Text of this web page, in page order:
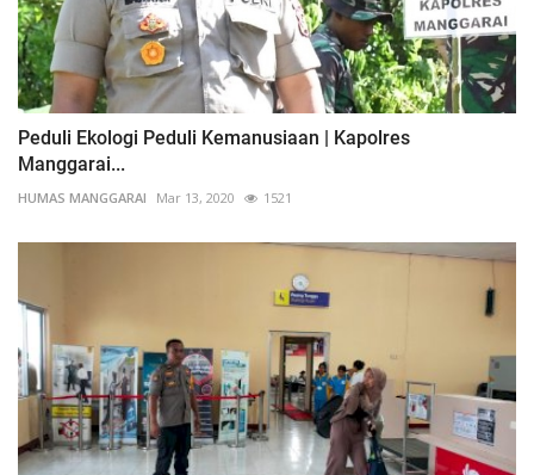
Peduli Ekologi Peduli Kemanusiaan | Kapolres
Manggarai...
HUMAS MANGGARAI Mar 13, 2020 1521